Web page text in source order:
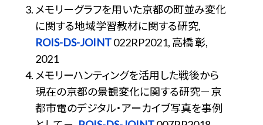
メモリーグラフを用いた京都の町並み変化
に関する地域学習教材に関する研究,
ROIS-DS-JOINT022RP2021, 高橋 彰,
2021
メモリーハンティングを活用した戦後から
現在の京都の景観変化に関する研究－京
都市電のデジタル・アーカイブ写真を事例